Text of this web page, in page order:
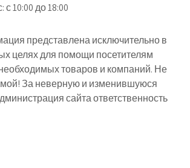
с 10:00 до 18:00
представлена исключительно в
целях для помощи посетителям
товаров и компаний. Не
За неверную и изменившуюся
сайта ответственность